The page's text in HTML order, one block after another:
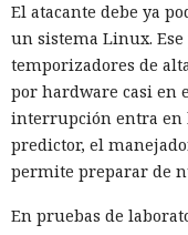
automáticamente,
respuesta. La
a una conferencia.
PromptSpy modela
crea la personalidad
destinatario, un
separan: el
El atacante debe ya
un sistema Linux.
temporizadores de
por hardware casi en
interrupción entra en
predictor, el
permite preparar de
En pruebas de